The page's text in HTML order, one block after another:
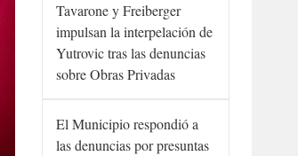
Tavarone y Freiberger
impulsan la interpelación de
Yutrovic tras las denuncias
sobre Obras Privadas
El Municipio respondió a
las denuncias por presuntas